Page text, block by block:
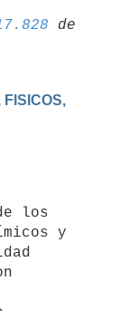
de
FISICOS,
y